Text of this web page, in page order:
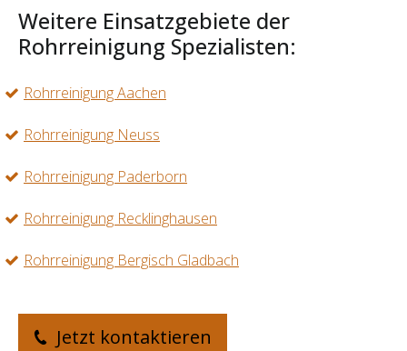
Weitere Einsatzgebiete der
Rohrreinigung Spezialisten:
Rohrreinigung Aachen
Rohrreinigung Neuss
Rohrreinigung Paderborn
Rohrreinigung Recklinghausen
Rohrreinigung Bergisch Gladbach
Jetzt kontaktieren